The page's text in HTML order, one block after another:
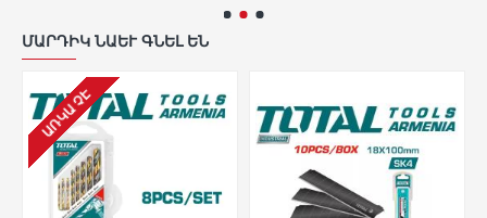
ՄԱՐԴԻԿ ՆԱԵՒ ԳՆԵԼ ԵՆ
ԱՌԿԱ ՉԷ